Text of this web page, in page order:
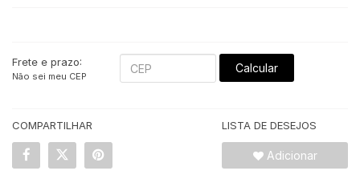
Frete e prazo:
Não sei meu CEP
Calcular
COMPARTILHAR LISTA DE DESEJOS
Adicionar